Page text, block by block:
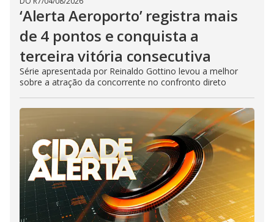
‘Alerta Aeroporto’ registra mais
de 4 pontos e conquista a
terceira vitória consecutiva
Série apresentada por Reinaldo Gottino levou a melhor
sobre a atração da concorrente no confronto direto